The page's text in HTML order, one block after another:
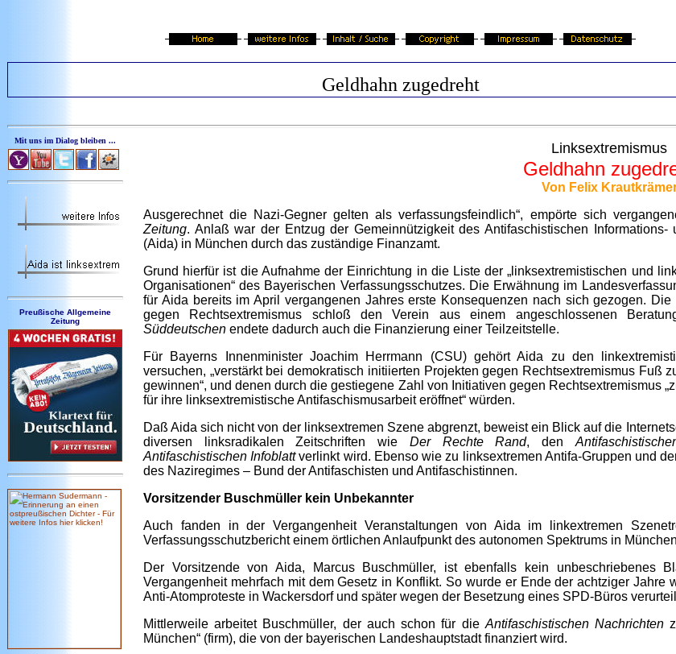
Geldhahn zugedreht
Mit uns im Dialog bleiben ...
Preußische Allgemeine
Zeitung
Linksextremismus
Geldhahn
Von Felix
Ausgerechnet die Nazi-Gegner gelten als verfassungsfeindlich“, empörte sich
Zeitung. Anlaß war der Entzug der Gemeinnützigkeit des Antifaschistischen Informations-
(Aida) in München durch das zuständige Finanzamt.
Grund hierfür ist die Aufnahme der Einrichtung in die Liste der „linksextremistischen und
Organisationen“ des Bayerischen Verfassungsschutzes. Die Erwähnung im
für Aida bereits im April vergangenen Jahres erste Konsequenzen nach sich gezogen.
gegen Rechtsextremismus schloß den Verein aus einem angeschlossenen
Süddeutschen endete dadurch auch die Finanzierung einer Teilzeitstelle.
Für Bayerns Innenminister Joachim Herrmann (CSU) gehört Aida zu den
versuchen, „verstärkt bei demokratisch initiierten Projekten gegen Rechtsextremismus Fuß
gewinnen“, und denen durch die gestiegene Zahl von Initiativen gegen Rechtsextremismus
für ihre linksextremistische Antifaschismusarbeit eröffnet“ würden.
Daß Aida sich nicht von der linksextremen Szene abgrenzt, beweist ein Blick auf die
diversen linksradikalen Zeitschriften wie Der Rechte Rand, den
Antifaschistischen Infoblattverlinkt wird. Ebenso wie zu linksextremen Antifa-Gruppen und
des Naziregimes – Bund der Antifaschisten und Antifaschistinnen.
Vorsitzender Buschmüller kein Unbekannter
Auch fanden in der Vergangenheit Veranstaltungen von Aida im linkextremen
Verfassungsschutzbericht einem örtlichen Anlaufpunkt des autonomen Spektrums in
Der Vorsitzende von Aida, Marcus Buschmüller, ist ebenfalls kein unbeschriebenes
Vergangenheit mehrfach mit dem Gesetz in Konflikt. So wurde er Ende der achtziger
Anti-Atomproteste in Wackersdorf und später wegen der Besetzung eines SPD-Büros
Mittlerweile arbeitet Buschmüller, der auch schon für die Antifaschistischen Nachrichten
München“ (firm), die von der bayerischen Landeshauptstadt finanziert wird.